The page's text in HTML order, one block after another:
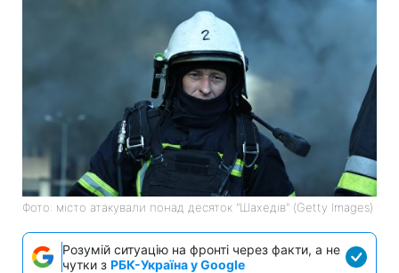
Фото: місто атакували понад десяток "Шахедів" (Getty Images)
Розумій ситуацію на фронті через факти, а не
чутки з РБК-Україна у Google